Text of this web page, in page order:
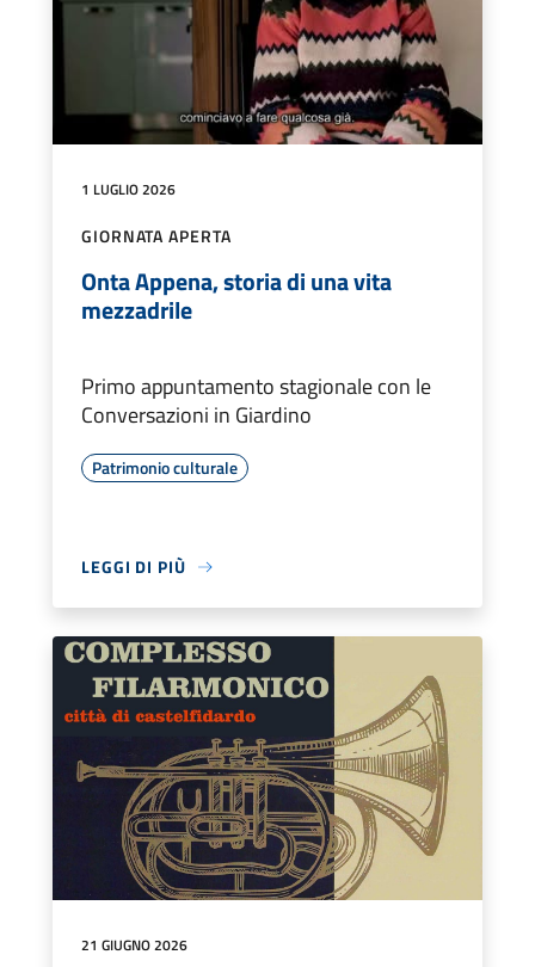
1 LUGLIO 2026
GIORNATA APERTA
Onta Appena, storia di una vita
mezzadrile
Primo appuntamento stagionale con le
Conversazioni in Giardino
Patrimonio culturale
LEGGI DI PIÙ
21 GIUGNO 2026